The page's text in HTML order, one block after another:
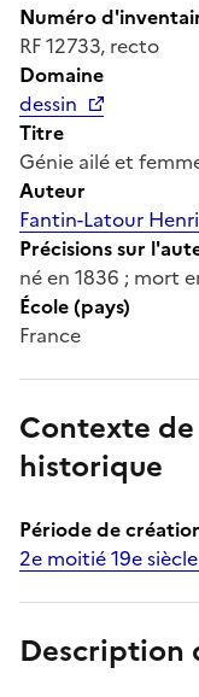
Numéro
RF 12733, recto
Domaine
dessin
Titre
Génie ailé et
Auteur
Fantin-Latour
Précisions sur
né en 1836 ; mort
École (pays)
France
Contexte
historique
Période de
2e moitié 19e siècle
Description